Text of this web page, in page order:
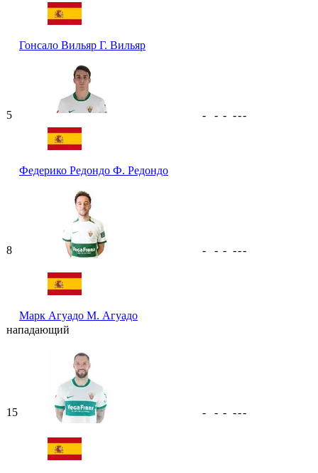
Гонсало Вильяр Г. Вильяр
5
Федерико Редондо Ф. Редондо
- - - ---
8
Марк Агуадо М. Агуадо
- - - ---
нападающий
15 - - - ---